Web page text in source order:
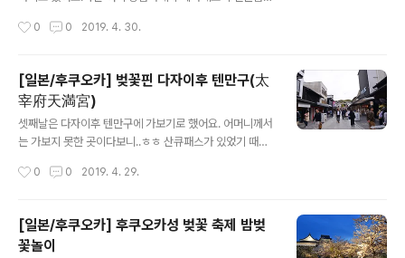
고 기다립니다.. 그래도 생각보다는 금방 들어왔어요. 10분
니다.다자이후 텐만구에 처음 왔을때 여기서 정말 맛있게
없...ㅋㅋ 게다가 위치도 다자이후 텐만구 소 동상 있는곳에
바로 있어서 찾기도 쉽구요..^^: 바깥에서 먹어도 되지만,
안쪽에서 차와 함께 먹을 수도 있습니다. 뭘 먹을까 하다가
이왕 먹을거 말차세트로 먹기로 했습니다. 갓구운 따뜻한
우메가에모찌와 말차..정말 잘 어울렸네요^^ 맛있어서 하
점들도 다 120엔이에요. 안은 쫄깃하면서 겉은 바삭해서
0 0 2019. 4. 30.
[일본/후쿠오카] 벚꽃핀 다자이후 텐만구(太
宰府天満宮)
셋째날은 다자이후 텐만구에 가보기로 했어요. 어머니께서
는 가보지 못한 곳이다보니..ㅎㅎ 산큐패스가 있었기 때문
오카 공항을 경유해서 그런지 50분 정도 걸리더라구요. 그
에 온 다자이후 텐만구입니다. 상점가를 지나며 구경도 하
구요.. 토토로샵은 언제나 눈에 띄네요 ㅎㅎ 살게 없어도 보
이면 꼭 들르게 되는..ㅋㅋ 평소보다는 사람이 적더라구요.
0 0 2019. 4. 29.
[일본/후쿠오카] 후쿠오카성 벚꽃 축제 밤벚
꽃놀이